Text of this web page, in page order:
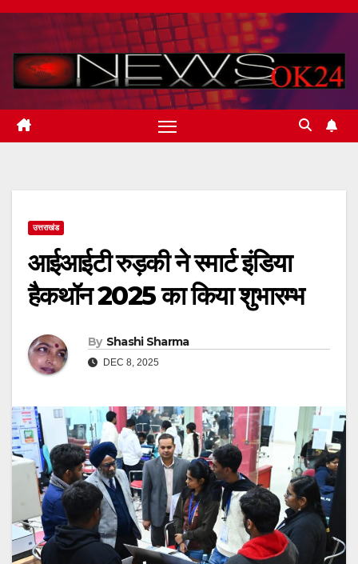
Skip
content
उत्तराखंड
आईआईटी रुड़की ने स्मार्ट इंडिया
हैकथॉन 2025 का किया शुभारम्भ
By Shashi Sharma
DEC 8, 2025